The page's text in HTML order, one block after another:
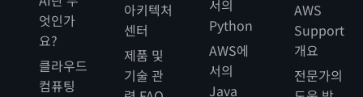
엇인가
요?
클라우드
컴퓨팅
아키텍처
센터
제품 및
기술 관
서의
Python
AWS에
서의
Java
AWS
Support
개요
전문가의